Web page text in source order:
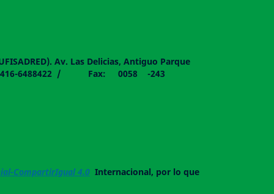
Av. Las Delicias, Antiguo Parque
- 0416-6488422 / Fax: 0058 -243
CompartirIgual 4.0 Internacional, por lo que